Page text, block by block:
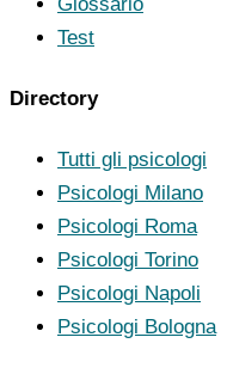
Glossario
Test
Directory
Tutti gli psicologi
Psicologi Milano
Psicologi Roma
Psicologi Torino
Psicologi Napoli
Psicologi Bologna